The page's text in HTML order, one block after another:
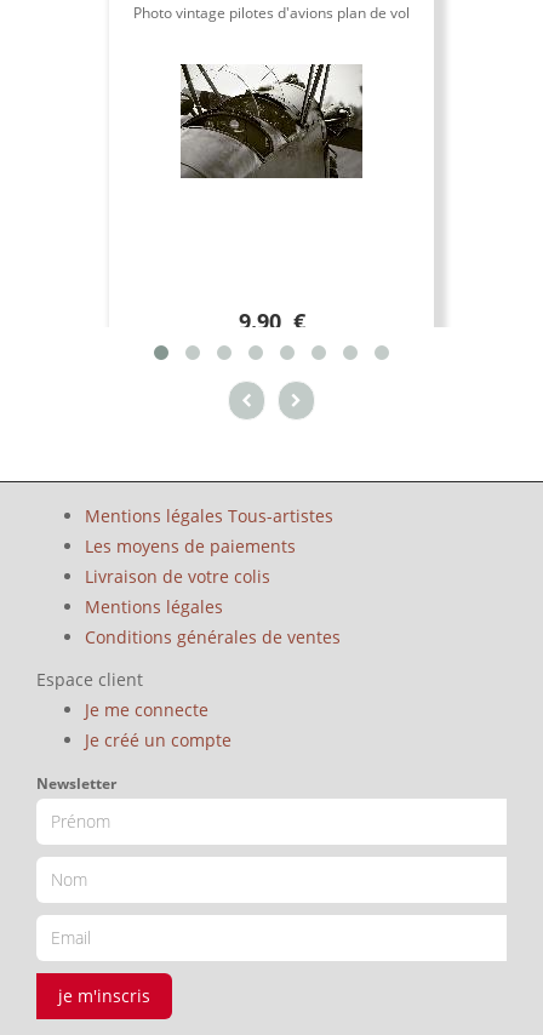
Photo vintage pilotes d'avions plan de vol
9.90 €
Mentions légales Tous-artistes
Les moyens de paiements
Livraison de votre colis
Mentions légales
Conditions générales de ventes
Espace client
Je me connecte
Je créé un compte
Newsletter
je m'inscris